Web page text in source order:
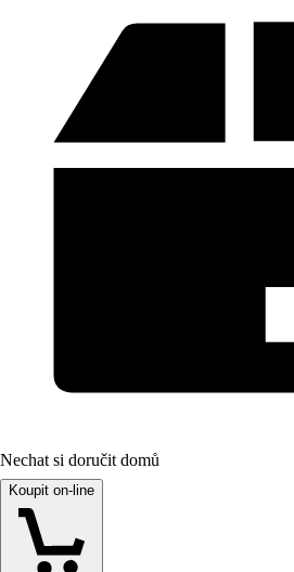
Nechat si doručit domů
Koupit on-line